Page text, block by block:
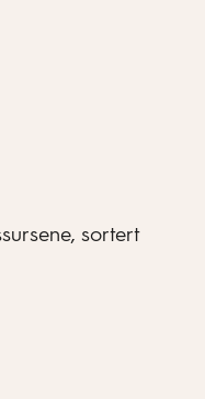
sortert